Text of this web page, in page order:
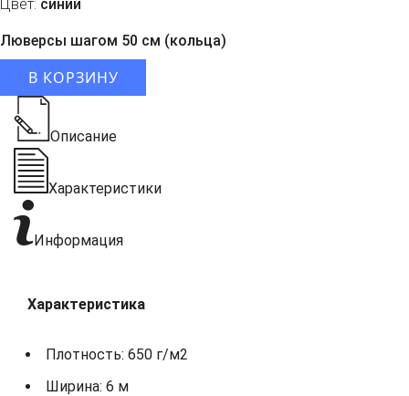
Цвет: синий
Люверсы шагом 50 см (кольца)
В КОРЗИНУ
Описание
Характеристики
Информация
Характеристика
Плотность: 650 г/м2
Ширина: 6 м